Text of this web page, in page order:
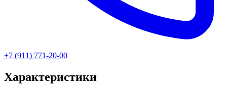
+7 (911) 771-20-00
Характеристики